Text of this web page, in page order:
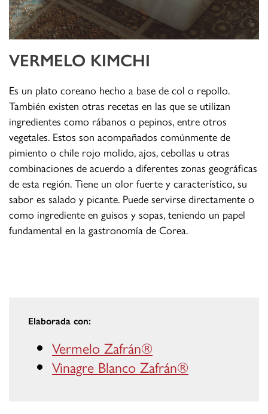
VERMELO KIMCHI
Es un plato coreano hecho a base de col o repollo.
También existen otras recetas en las que se utilizan
ingredientes como rábanos o pepinos, entre otros
vegetales. Estos son acompañados comúnmente de
pimiento o chile rojo molido, ajos, cebollas u otras
combinaciones de acuerdo a diferentes zonas geográficas
de esta región. Tiene un olor fuerte y característico, su
sabor es salado y picante. Puede servirse directamente o
como ingrediente en guisos y sopas, teniendo un papel
fundamental en la gastronomía de Corea.
Elaborada con:
Vermelo Zafrán®
Vinagre Blanco Zafrán®